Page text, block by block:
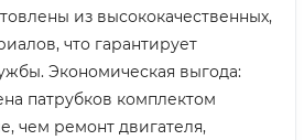
из высококачественных,
что гарантирует
Экономическая выгода:
патрубков комплектом
чем ремонт двигателя,